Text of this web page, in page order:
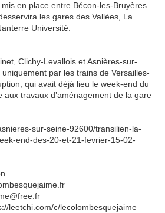
en place entre Bécon-les-Bruyères
les gares des Vallées, La
Université.
Clichy-Levallois et Asnières-sur-
par les trains de Versailles-
qui avait déjà lieu le week-end du
aux travaux d’aménagement de la gare
sur-seine-92600/transilien-la-
end-des-20-et-21-fevrier-15-02-
leetchi.com/c/lecolombesquejaime